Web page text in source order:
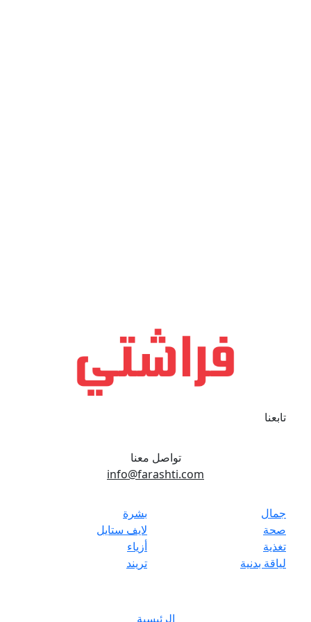
تابعنا
تواصل معنا
info@farashti.com
جمال
صحة
تغذية
لياقة بدنية
بشرة
لايف ستايل
أزياء
تريند
الرئيسية